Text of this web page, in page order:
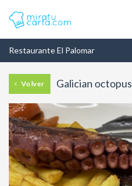
Restaurante El Palomar
Volver Galician octopus